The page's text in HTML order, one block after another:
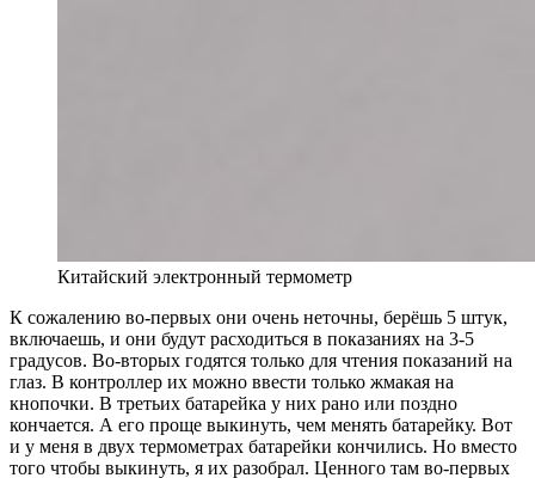
Китайский электронный термометр
К сожалению во-первых они очень неточны, берёшь 5 штук,
включаешь, и они будут расходиться в показаниях на 3-5
градусов. Во-вторых годятся только для чтения показаний на
глаз. В контроллер их можно ввести только жмакая на
кнопочки. В третьих батарейка у них рано или поздно
кончается. А его проще выкинуть, чем менять батарейку. Вот
и у меня в двух термометрах батарейки кончились. Но вместо
того чтобы выкинуть, я их разобрал. Ценного там во-первых